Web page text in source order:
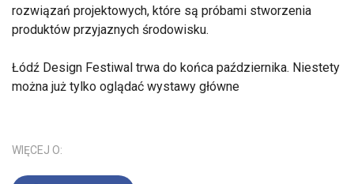
rozwiązań projektowych, które są próbami stworzenia
produktów przyjaznych środowisku.
Łódź Design Festiwal trwa do końca października. Niestety
można już tylko oglądać wystawy główne
WIĘCEJ O: